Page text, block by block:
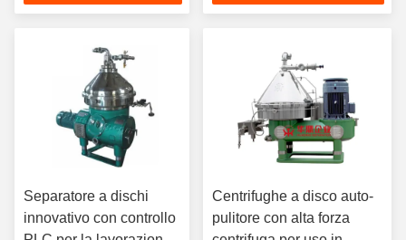
soia e arachidi
Separatore a dischi
innovativo con controllo
Centrifughe a disco auto-
pulitore con alta forza